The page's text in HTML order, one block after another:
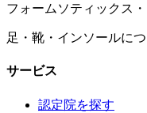
フォームソティックス
足・靴・インソールに
サービス
認定院を探す